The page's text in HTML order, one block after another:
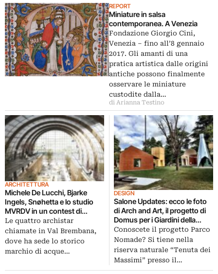
REPORT
Miniature in salsa
contemporanea. A Venezia
Fondazione Giorgio Cini,
Venezia – fino all’8 gennaio
2017. Gli amanti di una
pratica artistica dalle origini
antiche possono finalmente
osservare le miniature
custodite dalla…
di Arianna Testino
ARCHITETTURA
Michele De Lucchi, Bjarke
Ingels, Snøhetta e lo studio
MVRDV in un contest di
architettura per disegnare la
nuova sede della San
Pellegrino
Le quattro archistar
chiamate in Val Brembana,
dove ha sede lo storico
marchio di acque…
DESIGN
Salone Updates: ecco le foto
di Arch and Art, il progetto di
Domus per i Giardini della
Triennale. Arte e architettura si
fondono. Ma qualcuno ci
aveva già pensato
Conoscete il progetto Parco
Nomade? Si tiene nella
riserva naturale “Tenuta dei
Massimi” presso il…